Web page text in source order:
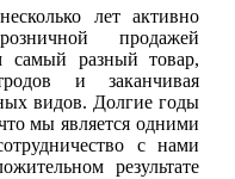
лет активно
продажей
самый разный товар,
и заканчивая
видов. Долгие годы
мы является одними
с нами
результате